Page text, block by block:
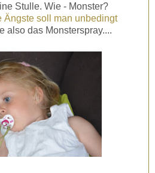
Stulle. Wie - Monster?
Ängste soll man unbedingt
also das Monsterspray....